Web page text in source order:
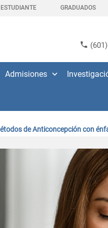
ESTUDIANTE GRADUADOS
Admisiones
de Anticoncepción con